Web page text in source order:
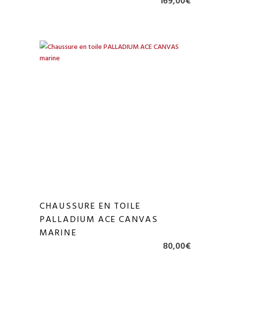
CHAUSSURE EN TOILE
PALLADIUM ACE CANVAS
MARINE
80,00€